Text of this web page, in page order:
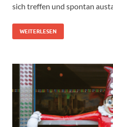
sich treffen und spontan
WEITERLESEN